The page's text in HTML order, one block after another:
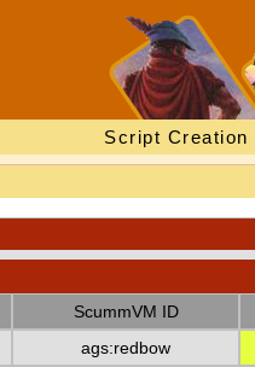
Script
ScummVM ID
ags:redbow